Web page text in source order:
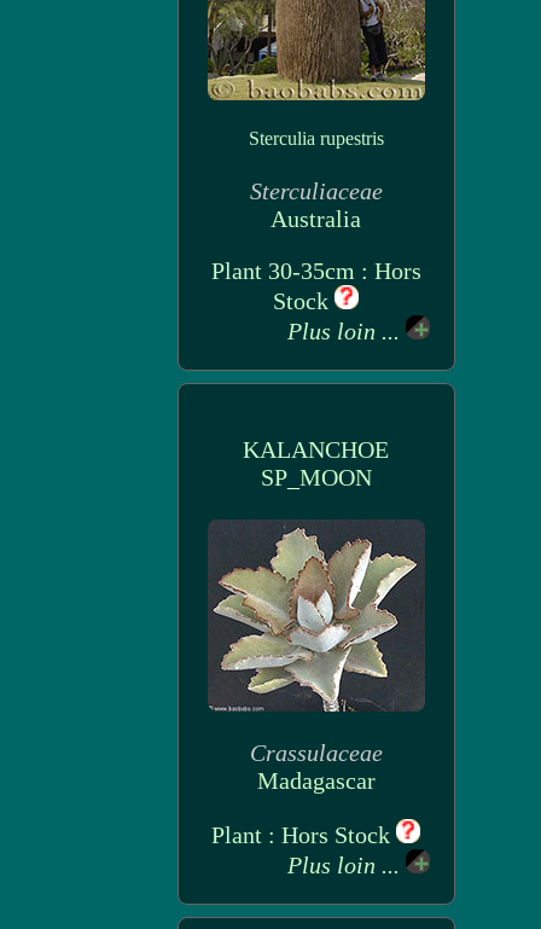
Sterculia rupestris
Sterculiaceae
Australia
Plant 30-35cm : Hors
Stock
Plus loin ...
KALANCHOE
SP_MOON
Crassulaceae
Madagascar
Plant : Hors Stock
Plus loin ...